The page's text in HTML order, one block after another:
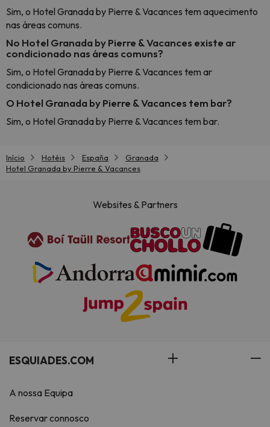
Sim, o Hotel Granada by Pierre & Vacances tem aquecimento
nas áreas comuns.
No Hotel Granada by Pierre & Vacances existe ar
condicionado nas áreas comuns?
Sim, o Hotel Granada by Pierre & Vacances tem ar
condicionado nas áreas comuns.
O Hotel Granada by Pierre & Vacances tem bar?
Sim, o Hotel Granada by Pierre & Vacances tem bar.
Início Hotéis España
Granada
Hotel Granada by Pierre & Vacances
Websites & Partners
ESQUIADES.COM
A nossa Equipa
Reservar connosco